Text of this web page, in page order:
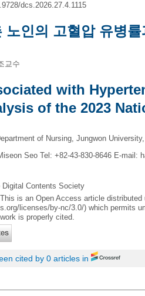
dcs.2026.27.4.1115
노인의 고혈압 유병
교수
with
of the 2023
of Nursing, Jungwon
Seo Tel: +82-43-830-8646 E-mail:
Contents Society
This is an Open Access article
s.org/licenses/by-nc/3.0/) which permits
work is properly cited.
cited by 0 articles in